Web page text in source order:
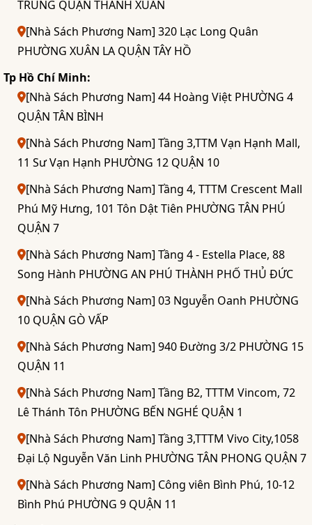
TRUNG QUẬN THANH XUÂN
[Nhà Sách Phương Nam] 320 Lạc Long Quân
PHƯỜNG XUÂN LA QUẬN TÂY HỒ
Tp Hồ Chí Minh:
[Nhà Sách Phương Nam] 44 Hoàng Việt PHƯỜNG 4
QUẬN TÂN BÌNH
[Nhà Sách Phương Nam] Tầng 3,TTM Vạn Hạnh Mall,
11 Sư Vạn Hạnh PHƯỜNG 12 QUẬN 10
[Nhà Sách Phương Nam] Tầng 4, TTTM Crescent Mall
Phú Mỹ Hưng, 101 Tôn Dật Tiên PHƯỜNG TÂN PHÚ
QUẬN 7
[Nhà Sách Phương Nam] Tầng 4 - Estella Place, 88
Song Hành PHƯỜNG AN PHÚ THÀNH PHỐ THỦ ĐỨC
[Nhà Sách Phương Nam] 03 Nguyễn Oanh PHƯỜNG
10 QUẬN GÒ VẤP
[Nhà Sách Phương Nam] 940 Đường 3/2 PHƯỜNG 15
QUẬN 11
[Nhà Sách Phương Nam] Tầng B2, TTTM Vincom, 72
Lê Thánh Tôn PHƯỜNG BẾN NGHÉ QUẬN 1
[Nhà Sách Phương Nam] Tầng 3,TTTM Vivo City,1058
Đại Lộ Nguyễn Văn Linh PHƯỜNG TÂN PHONG QUẬN 7
[Nhà Sách Phương Nam] Công viên Bình Phú, 10-12
Bình Phú PHƯỜNG 9 QUẬN 11